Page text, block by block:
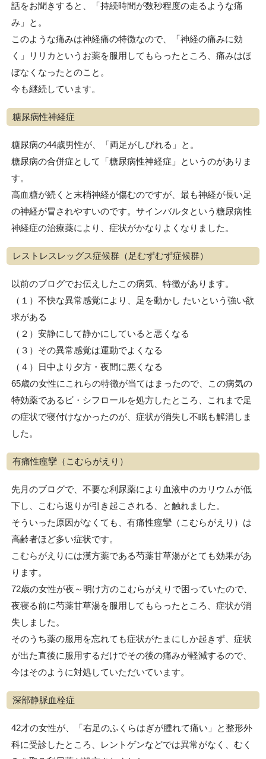
話をお聞きすると、「持続時間が数秒程度の走るような痛
み」と。
このような痛みは神経痛の特徴なので、「神経の痛みに効
く」リリカというお薬を服用してもらったところ、痛みはほ
ぼなくなったとのこと。
今も継続しています。
糖尿病性神経症
糖尿病の44歳男性が、「両足がしびれる」と。
糖尿病の合併症として「糖尿病性神経症」というのがありま
す。
高血糖が続くと末梢神経が傷むのですが、最も神経が長い足
の神経が冒されやすいのです。サインバルタという糖尿病性
神経症の治療薬により、症状がかなりよくなりました。
レストレスレッグス症候群（足むずむず症候群）
以前のブログでお伝えしたこの病気、特徴があります。
（１）不快な異常感覚により、足を動かし たいという強い欲
求がある
（２）安静にして静かにしていると悪くなる
（３）その異常感覚は運動でよくなる
（４）日中より夕方・夜間に悪くなる
65歳の女性にこれらの特徴が当てはまったので、この病気の
特効薬であるビ・シフロールを処方したところ、これまで足
の症状で寝付けなかったのが、症状が消失し不眠も解消しま
した。
有痛性痙攣（こむらがえり）
先月のブログで、不要な利尿薬により血液中のカリウムが低
下し、こむら返りが引き起こされる、と触れました。
そういった原因がなくても、有痛性痙攣（こむらがえり）は
高齢者ほど多い症状です。
こむらがえりには漢方薬である芍薬甘草湯がとても効果があ
ります。
72歳の女性が夜～明け方のこむらがえりで困っていたので、
夜寝る前に芍薬甘草湯を服用してもらったところ、症状が消
失しました。
そのうち薬の服用を忘れても症状がたまにしか起きず、症状
が出た直後に服用するだけでその後の痛みが軽減するので、
今はそのように対処していただいています。
深部静脈血栓症
42才の女性が、「右足のふくらはぎが腫れて痛い」と整形外
科に受診したところ、レントゲンなどでは異常がなく、むく